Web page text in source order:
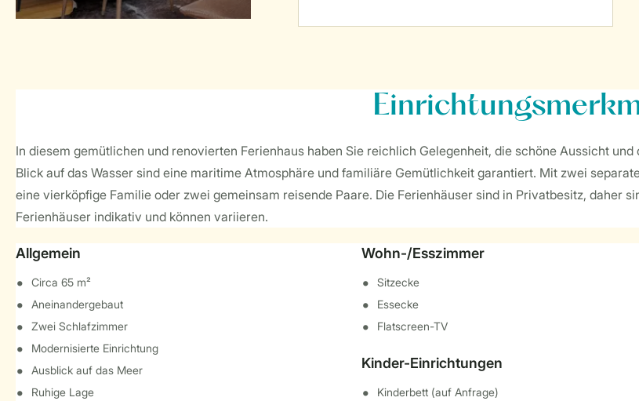
In diesem gemütlichen und renovierten Ferienhaus haben Sie reichlich Gelegenheit, die schöne Aussicht
Blick auf das Wasser sind eine maritime Atmosphäre und familiäre Gemütlichkeit garantiert. Mit zwei
eine vierköpfige Familie oder zwei gemeinsam reisende Paare. Die Ferienhäuser sind in Privatbesitz, daher
Ferienhäuser indikativ und können variieren.
Allgemein
Circa 65 m²
Aneinandergebaut
Zwei Schlafzimmer
Modernisierte Einrichtung
Ausblick auf das Meer
Ruhige Lage
Wohn-/Esszimmer
Sitzecke
Essecke
Flatscreen-TV
Kinder-Einrichtungen
Kinderbett (auf Anfrage)